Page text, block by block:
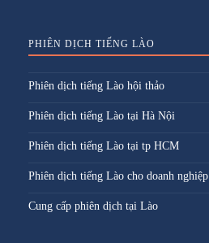
PHIÊN DỊCH TIẾNG LÀO
Phiên dịch tiếng Lào hội thảo
Phiên dịch tiếng Lào tại Hà Nội
Phiên dịch tiếng Lào tại tp HCM
Phiên dịch tiếng Lào cho doanh nghiệp
Cung cấp phiên dịch tại Lào